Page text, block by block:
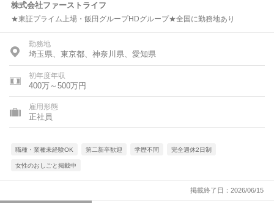
株式会社ファーストライフ
★東証プライム上場・飯田グループHDグループ★全国に勤務地あり
勤務地
埼玉県、東京都、神奈川県、愛知県
初年度年収
400万～500万円
雇用形態
正社員
職種・業種未経験OK 第二新卒歓迎 学歴不問 完全週休2日制
女性のおしごと掲載中
掲載終了日：2026/06/15